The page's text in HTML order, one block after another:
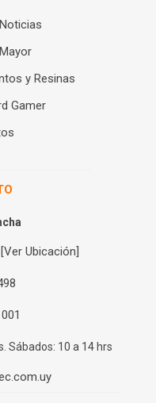
y Resinas
Gamer
Ubicación]
Sábados: 10 a 14 hrs